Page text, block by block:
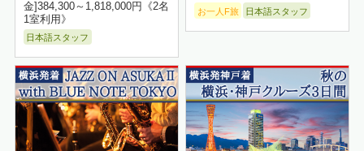
金]384,300～1,818,000円《2名
1室利用》
日本語スタッフ
お一人F旅 日本語スタッフ
詳細はこちら